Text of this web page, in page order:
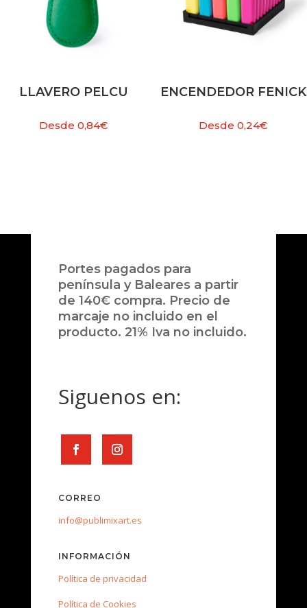
LLAVERO PELCU
Desde0,84€
ENCENDEDOR FENICK
Desde 0,24€
Portes pagados para
península y Baleares a partir
de 140€ compra. Precio de
marcaje no incluido en el
producto. 21% Iva no incluido.
Siguenos en:
CORREO
info@publimixart.es
INFORMACIÓN
Política de privacidad
Política de Cookies